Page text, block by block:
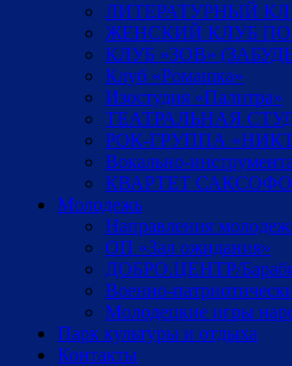
ЛИТЕРАТУРНЫЙ
ЖЕНСКИЙ КЛУБ
КЛУБ «ЗОВ»
Клуб «Ромашка»
Изостудия «Палитра»
ТЕАТРАЛЬНАЯ
РОК-ГРУППА
Вокально-
КВАРТЕТ
Молодежь
Направления
ОП «Зал ожидания»
ДОБРО.ЦЕНТР/
Военно-
Молодецкие игры
Парк культуры и отдыха
Контакты